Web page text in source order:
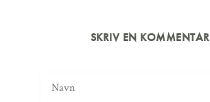
SKRIV EN KOMMENTAR